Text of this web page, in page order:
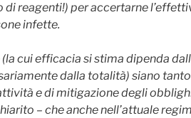
di reagenti!) per accertarne
infette.
cui efficacia si stima dipenda
dalla totalità) siano
e di mitigazione degli
– che anche nell’attuale